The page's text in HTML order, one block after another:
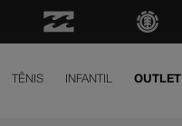
de R$ 499 | Consulte as Regras
TÊNIS INFANTIL OUTLET